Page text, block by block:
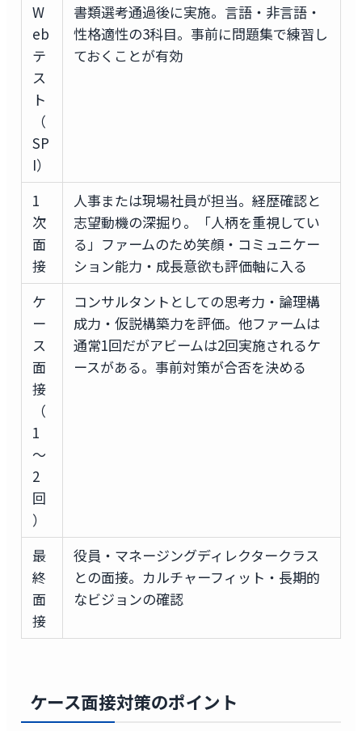
W
eb
テ
ス
ト
（
SP
I）
書類選考通過後に実施。言語・非言語・
性格適性の3科目。事前に問題集で練習し
ておくことが有効
1
次
面
接
人事または現場社員が担当。経歴確認と
志望動機の深掘り。「人柄を重視してい
る」ファームのため笑顔・コミュニケー
ション能力・成長意欲も評価軸に入る
ケ
ー
ス
面
接
（
1
〜
2
回
）
コンサルタントとしての思考力・論理構
成力・仮説構築力を評価。他ファームは
通常1回だがアビームは2回実施されるケ
ースがある。事前対策が合否を決める
最
終
面
接
役員・マネージングディレクタークラス
との面接。カルチャーフィット・長期的
なビジョンの確認
ケース面接対策のポイント